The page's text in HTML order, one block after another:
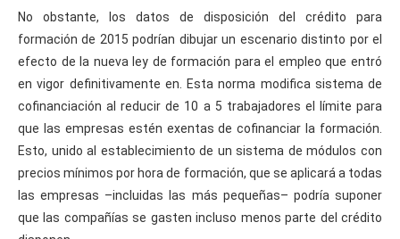
No obstante, los datos de disposición del crédito para
formación de 2015 podrían dibujar un escenario distinto por el
efecto de la nueva ley de formación para el empleo que entró
en vigor definitivamente en. Esta norma modifica sistema de
cofinanciación al reducir de 10 a 5 trabajadores el límite para
que las empresas estén exentas de cofinanciar la formación.
Esto, unido al establecimiento de un sistema de módulos con
precios mínimos por hora de formación, que se aplicará a todas
las empresas –incluidas las más pequeñas– podría suponer
que las compañías se gasten incluso menos parte del crédito